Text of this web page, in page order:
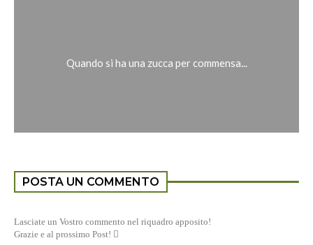
Quando si ha una zucca per commensa...
POSTA UN COMMENTO
Lasciate un Vostro commento nel riquadro apposito!
Grazie e al prossimo Post! 